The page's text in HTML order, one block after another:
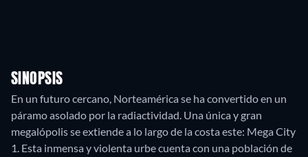
SINOPSIS
En un futuro cercano, Norteamérica se ha convertido en un
páramo asolado por la radiactividad. Una única y gran
megalópolis se extiende a lo largo de la costa este: Mega City
1. Esta inmensa y violenta urbe cuenta con una población de